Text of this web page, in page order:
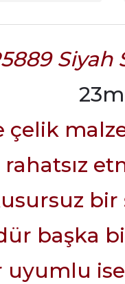
çelik
başka